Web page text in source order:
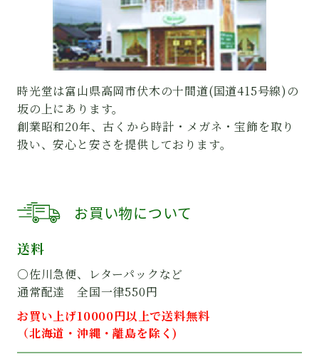
時光堂は富山県高岡市伏木の十間道(国道415号線)の
坂の上にあります。
創業昭和20年、古くから時計・メガネ・宝飾を取り
扱い、安心と安さを提供しております。
お買い物について
送料
○佐川急便、レターパックなど
通常配達 全国一律550円
お買い上げ10000円以上で送料無料
（北海道・沖縄・離島を除く)